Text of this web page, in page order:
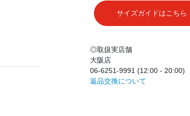
サイズガイドはこちら
◎取扱実店舗
大阪店
06-6251-9991 (12:00 - 20:00)
返品交換について